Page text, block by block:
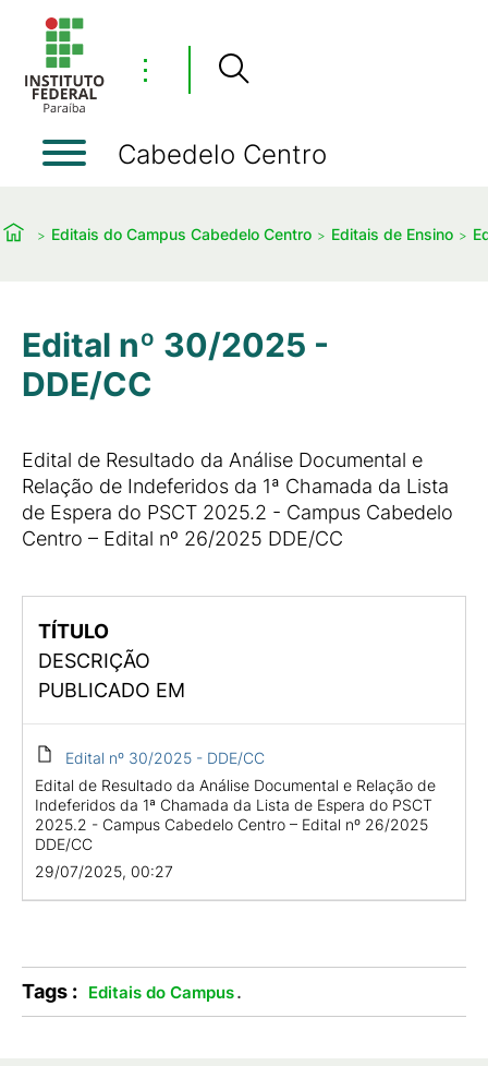
⋮
Cabedelo Centro
Editais do Campus Cabedelo Centro Editais de Ensino
Edital nº 30/2025 -
DDE/CC
Edital de Resultado da Análise Documental e
Relação de Indeferidos da 1ª Chamada da Lista
de Espera do PSCT 2025.2 - Campus Cabedelo
Centro – Edital nº 26/2025 DDE/CC
TÍTULO
DESCRIÇÃO
PUBLICADO EM
Edital nº 30/2025 - DDE/CC
Edital de Resultado da Análise Documental e Relação de
Indeferidos da 1ª Chamada da Lista de Espera do PSCT
2025.2 - Campus Cabedelo Centro – Edital nº 26/2025
DDE/CC
29/07/2025, 00:27
Tags : Editais do Campus.